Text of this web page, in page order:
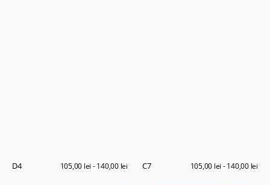
D4
Preț
105,00 lei - 140,00 lei C7
Preț
105,00 lei - 140,00 lei